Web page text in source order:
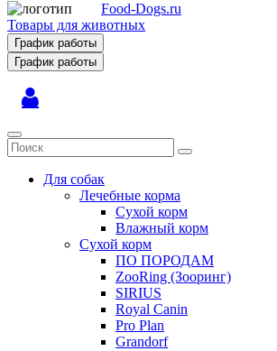
Food-Dogs.ru
Товары для животных
График работы
График работы
Для собак
Лечебные корма
Сухой корм
Влажный корм
Сухой корм
ПО ПОРОДАМ
ZooRing (Зооринг)
SIRIUS
Royal Canin
Pro Plan
Grandorf